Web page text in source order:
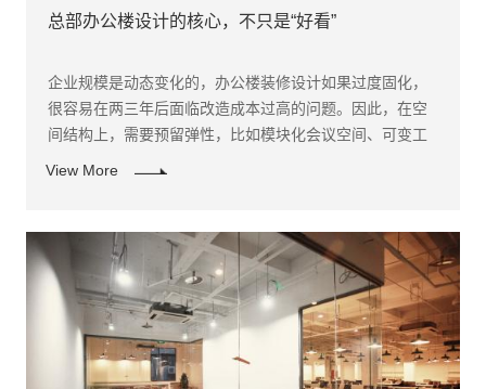
总部办公楼设计的核心，不只是“好看”
企业规模是动态变化的，办公楼装修设计如果过度固化，
很容易在两三年后面临改造成本过高的问题。因此，在空
间结构上，需要预留弹性，比如模块化会议空间、可变工
View More